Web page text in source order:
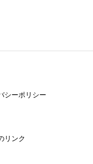
シーポリシー
リンク